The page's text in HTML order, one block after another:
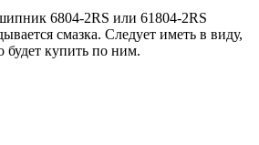
6804-2RS или 61804-2RS
смазка. Следует иметь в виду,
купить по ним.